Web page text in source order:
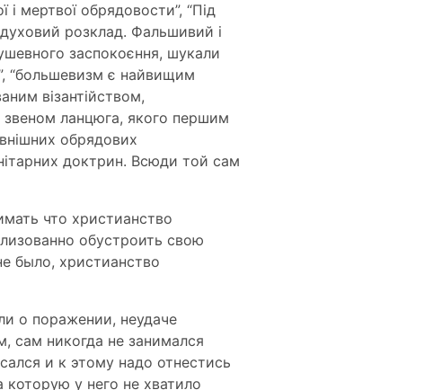
мертвої обрядовости”, “Під
розклад. Фальшивий і
заспокоєння, шукали
“большевизм є найвищим
візантійством,
ланцюга, якого першим
обрядових
доктрин. Всюди той сам
что христианство
обустроить свою
было, христианство
о поражении, неудаче
сам никогда не занимался
и к этому надо отнестись
у него не хватило